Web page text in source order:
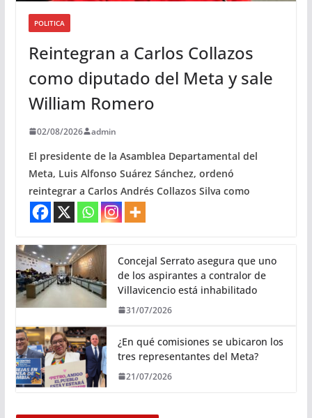
POLITICA
Reintegran a Carlos Collazos
como diputado del Meta y sale
William Romero
02/08/2026 admin
El presidente de la Asamblea Departamental del
Meta, Luis Alfonso Suárez Sánchez, ordenó
reintegrar a Carlos Andrés Collazos Silva como
Concejal Serrato asegura que uno
de los aspirantes a contralor de
Villavicencio está inhabilitado
31/07/2026
¿En qué comisiones se ubicaron los
tres representantes del Meta?
21/07/2026